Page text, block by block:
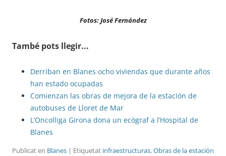
Fotos: José Fernández
També pots llegir...
Derriban en Blanes ocho viviendas que durante años
han estado ocupadas
Comienzan las obras de mejora de la estación de
autobuses de Lloret de Mar
L’Oncolliga Girona dona un ecògraf a l’Hospital de
Blanes
Publicat en Blanes | Etiquetat infraestructuras,Obras de la estación